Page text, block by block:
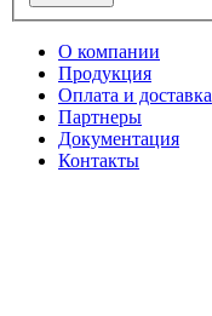
О компании
Продукция
Оплата и доставка
Партнеры
Документация
Контакты